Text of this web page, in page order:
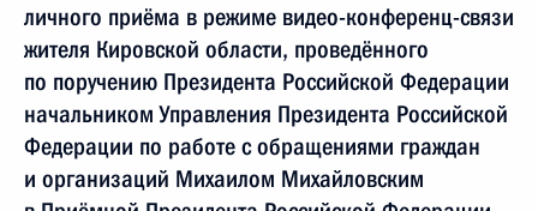
личного приёма в режиме видео-конференц-связи
жителя Кировской области, проведённого
по поручению Президента Российской Федерации
начальником Управления Президента Российской
Федерации по работе с обращениями граждан
и организаций Михаилом Михайловским